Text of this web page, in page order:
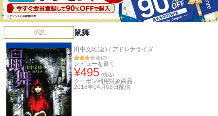
小説 鼠舞
田中文雄(著) / アドレナライズ
(2)
レビューを書く
¥495 (税込)
クーポン利用対象商品
2016年04月08日 配信